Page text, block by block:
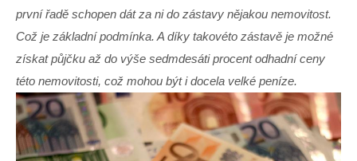
první řadě schopen dát za ni do zástavy nějakou nemovitost.
Což je základní podmínka. A díky takovéto zástavě je možné
získat půjčku až do výše sedmdesáti procent odhadní ceny
této nemovitosti, což mohou být i docela velké peníze.